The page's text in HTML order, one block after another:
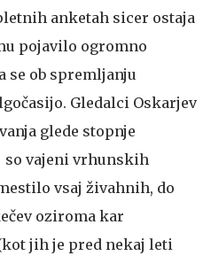
anketah sicer ostaja
pojavilo ogromno
se ob spremljanju
Gledalci Oskarjev
glede stopnje
so vajeni vrhunskih
vsaj živahnih, do
oziroma kar
jih je pred nekaj leti